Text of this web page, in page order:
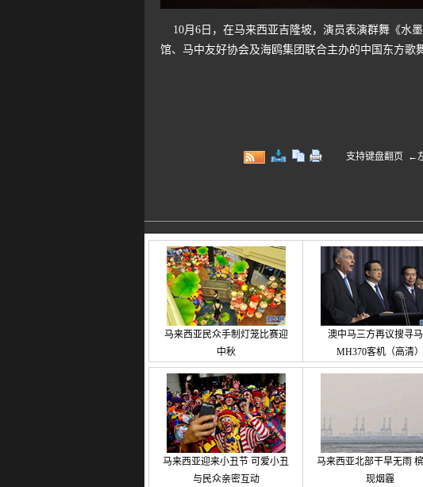
10月6日，在马来西亚吉隆坡，演员表演群舞《水
馆、马中友好协会及海鸥集团联合主办的中国东方歌
支持键盘翻页 ←
马来西亚民众手制灯笼比赛迎
中秋
澳中马三方再议搜寻
MH370客机（高清）
马来西亚迎来小丑节 可爱小丑
与民众亲密互动
马来西亚北部干旱无雨
现烟霾